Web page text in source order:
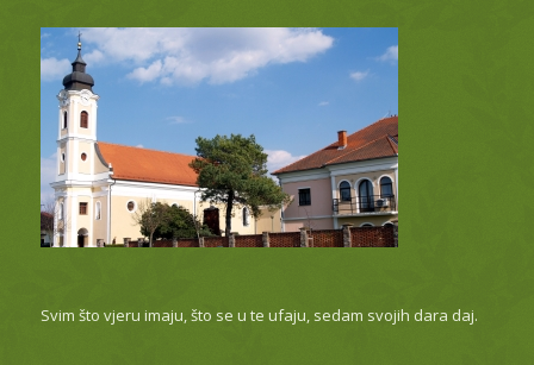
Svim što vjeru imaju, što se u te ufaju, sedam svojih dara daj.